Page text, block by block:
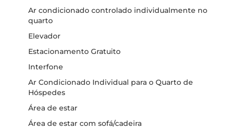
Ar condicionado controlado individualmente no
quarto
Elevador
Estacionamento Gratuito
Interfone
Ar Condicionado Individual para o Quarto de
Hóspedes
Área de estar
Área de estar com sofá/cadeira